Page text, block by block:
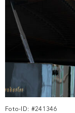
Foto-ID: #241346